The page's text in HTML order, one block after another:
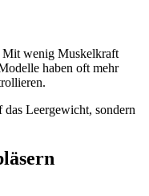
Mit wenig Muskelkraft
haben oft mehr
Leergewicht, sondern